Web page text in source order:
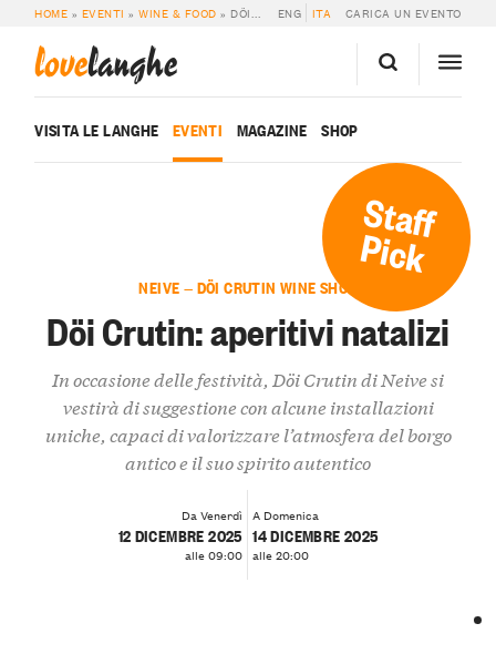
HOME » EVENTI »WINE & FOOD » DÖI CRUTIN: APERITIVI NATALIZI ENG ITA CARICA UN EVENTO
lovelanghe
VISITA LE LANGHE EVENTI MAGAZINE SHOP
Staff
Pick
NEIVE — DÖI CRUTIN WINE SHOP
Döi Crutin: aperitivi natalizi
In occasione delle festività, Döi Crutin di Neive si
vestirà di suggestione con alcune installazioni
uniche, capaci di valorizzare l’atmosfera del borgo
antico e il suo spirito autentico
Da Venerdì
12 DICEMBRE 2025
alle 09:00
A Domenica
14 DICEMBRE 2025
alle 20:00